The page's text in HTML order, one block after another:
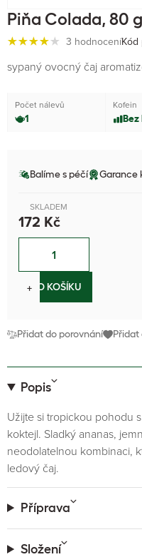
Piňa Colada, 80 g
3 hodnoceníKód
sypaný ovocný čaj
Počet nálevů
1
Kofein
Bez
Balíme s péčí Garance
SKLADEM
172 Kč
−
+DO KOŠÍKU
Přidat do porovnání Přidat
Popis
Užijte si tropickou pohodu
koktejl. Sladký ananas,
neodolatelnou kombinaci,
ledový čaj.
Příprava
Složení